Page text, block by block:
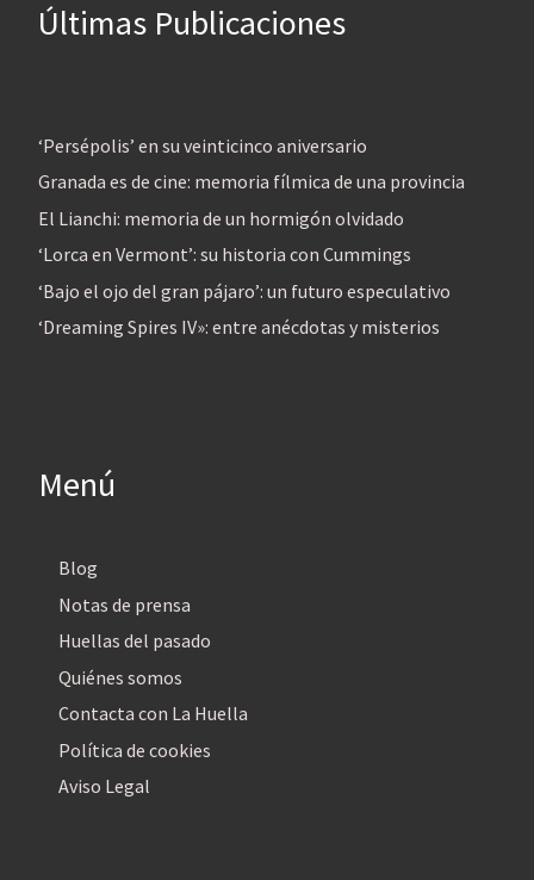
Últimas Publicaciones
‘Persépolis’ en su veinticinco aniversario
Granada es de cine: memoria fílmica de una provincia
El Lianchi: memoria de un hormigón olvidado
‘Lorca en Vermont’: su historia con Cummings
‘Bajo el ojo del gran pájaro’: un futuro especulativo
‘Dreaming Spires IV»: entre anécdotas y misterios
Menú
Blog
Notas de prensa
Huellas del pasado
Quiénes somos
Contacta con La Huella
Política de cookies
Aviso Legal